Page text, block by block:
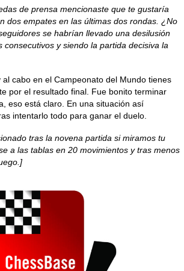
de prensa mencionaste que te gustaría
dos empates en las últimas dos rondas. ¿No
se habrían llevado una desilusión
consecutivos y siendo la partida decisiva la
al cabo en el Campeonato del Mundo tienes
por el resultado final. Fue bonito terminar
eso está claro. En una situación así
intentarlo todo para ganar el duelo.
tras la novena partida si miramos tu
a las tablas en 20 movimientos y tras menos